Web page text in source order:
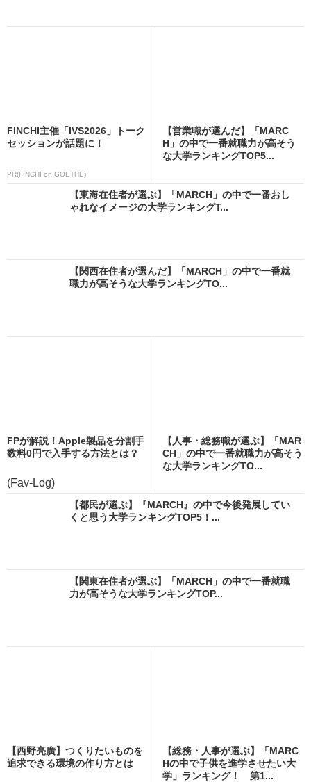
FINCHI主催「IVS2026」トーク
セッションが話題に！
PR(FINCHI on GOETHE)
【営業職が選んだ】「MARC
H」の中で一番就職力が高そう
な大学ランキングTOP5...
【東海在住者が選ぶ】「MARCH」の中で一番おし
ゃれなイメージの大学ランキングT...
【関西在住者が選んだ】「MARCH」の中で一番就
職力が高そうな大学ランキングTO...
FPが解説！Apple製品を分割手
数料0円で入手する方法とは？
(Fav-Log)
【人事・総務職が選ぶ】「MAR
CH」の中で一番就職力が高そう
な大学ランキングTO...
【都民が選ぶ】『MARCH』の中で今後発展してい
くと思う大学ランキングTOP5！...
【関東在住者が選ぶ】「MARCH」の中で一番就職
力が高そうな大学ランキングTOP...
【西野亮廣】つくりたいものを
追求できる環境の作り方とは
【総務・人事が選ぶ】「MARC
Hの中で子供を進学させたい大
学」ランキング！ 第1...